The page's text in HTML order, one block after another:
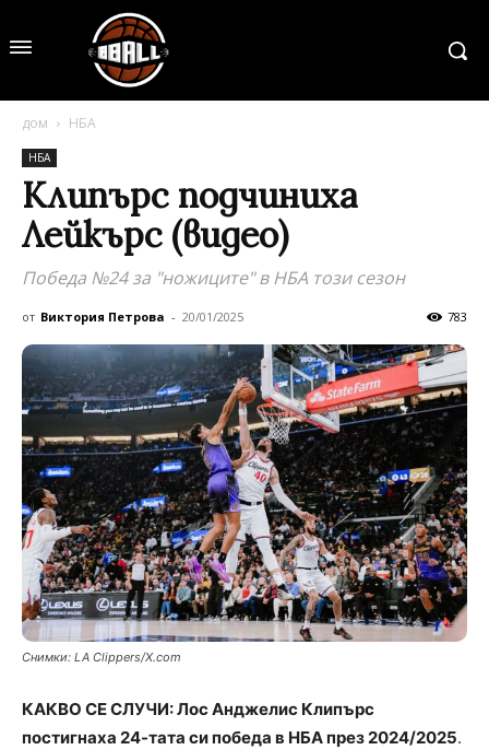
дом НБА
НБА
Клипърс подчиниха
Лейкърс (видео)
Победа №24 за "ножиците" в НБА този сезон
от Виктория Петрова - 20/01/2025 783
Снимки: LA Clippers/X.com
КАКВО СЕ СЛУЧИ: Лос Анджелис Клипърс
постигнаха 24-тата си победа в НБА през 2024/2025.